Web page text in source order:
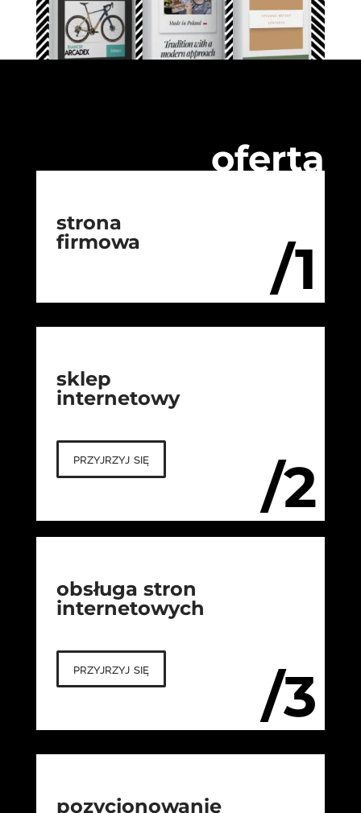
oferta
/1
strona
firmowa
/2
sklep
internetowy
przyjrzyj się
/3
obsługa stron
internetowych
przyjrzyj się
pozycjonowanie